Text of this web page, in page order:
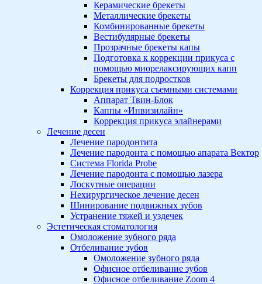
Керамические брекеты
Металлические брекеты
Комбинированные брекеты
Вестибулярные брекеты
Прозрачные брекеты капы
Подготовка к коррекции прикуса с
помощью миорелаксирующих капп
Брекеты для подростков
Коррекция прикуса съемными системами
Аппарат Твин-Блок
Каппы «Инвизилайн»
Коррекция прикуса элайнерами
Лечение десен
Лечение пародонтита
Лечение пародонта с помощью апарата Вектор
Система Florida Probe
Лечение пародонта с помощью лазера
Лоскутные операции
Нехирургическое лечение десен
Шинирование подвижных зубов
Устранение тяжей и уздечек
Эстетическая стоматология
Омоложение зубного ряда
Отбеливание зубов
Омоложение зубного ряда
Офисное отбеливание зубов
Офисное отбеливание Zoom 4